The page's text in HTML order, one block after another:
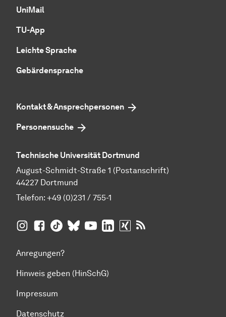
UniMail
TU-App
Leichte Sprache
Gebärdensprache
Kontakt & Ansprechpersonen
Personensuche
Technische Universität Dortmund
August-Schmidt-Straße 1 (Postanschrift)
44227 Dortmund
Telefon: +49 (0)231 / 755-1
TU Dortmund aufInsta­gram
TU Dortmund auf Facebook
TU Dortmund auf TikTok
TU Dortmund auf BlueSky
TU Dortmund auf YouTube
TU Dortmund auf LinkedIn
TU Dortmund auf XING
Anregungen?
Hinweis geben (HinSchG)
Impressum
Datenschutz